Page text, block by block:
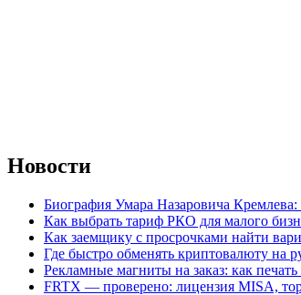
Новости
Биография Умара Назаровича
Как выбрать тариф РКО для малого
Как заемщику с просрочками найти
Где быстро обменять криптовалюту на
Рекламные магниты на заказ: как
FRTX — проверено: лицензия MISA,